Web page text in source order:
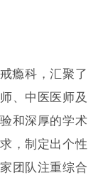
瘾科，汇聚了
、中医医师及
和深厚的学术
，制定出个性
团队注重综合